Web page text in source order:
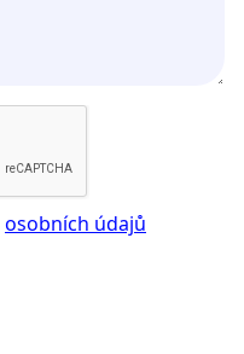
osobních údajů